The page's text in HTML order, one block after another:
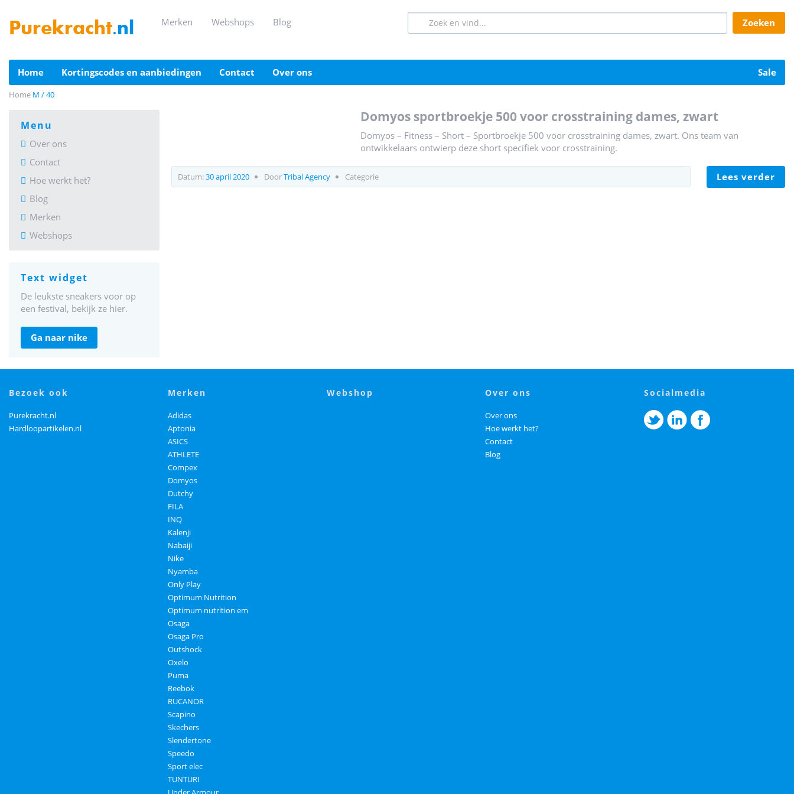
Purekracht.nl merken webshops blog zoeken
home kortingscodes en aanbiedingen contact over ons sale
Home M / 40
domyos sportbroekje 500 voor crosstraining dames, zwart
Domyos – Fitness – Short – Sportbroekje 500 voor crosstraining dames, zwart. Ons team van
ontwikkelaars ontwierp deze short specifiek voor crosstraining.
Datum:30 april 2020 DoorTribal Agency Categorie lees verder
menu
Over ons
Contact
Hoe werkt het?
Blog
Merken
Webshops
text widget
De leukste sneakers voor op
een festival, bekijk ze hier.
ga naar nike
bezoek ook
Purekracht.nl
Hardloopartikelen.nl
merken
Adidas
Aptonia
ASICS
ATHLETE
Compex
Domyos
Dutchy
FILA
INQ
Kalenji
Nabaiji
Nike
Nyamba
Only Play
Optimum Nutrition
Optimum nutrition em
Osaga
Osaga Pro
Outshock
Oxelo
Puma
Reebok
RUCANOR
Scapino
Skechers
Slendertone
Speedo
Sport elec
TUNTURI
webshop over ons
Over ons
Hoe werkt het?
Contact
Blog
socialmedia